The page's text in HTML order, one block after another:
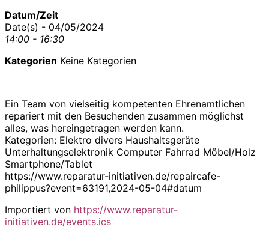
Datum/Zeit
Date(s) - 04/05/2024
14:00 - 16:30
Kategorien Keine Kategorien
Ein Team von vielseitig kompetenten Ehrenamtlichen
repariert mit den Besuchenden zusammen möglichst
alles, was hereingetragen werden kann.
Kategorien: Elektro divers Haushaltsgeräte
Unterhaltungselektronik Computer Fahrrad Möbel/Holz
Smartphone/Tablet
https://www.reparatur-initiativen.de/repaircafe-
philippus?event=63191,2024-05-04#datum
Importiert von https://www.reparatur-
initiativen.de/events.ics